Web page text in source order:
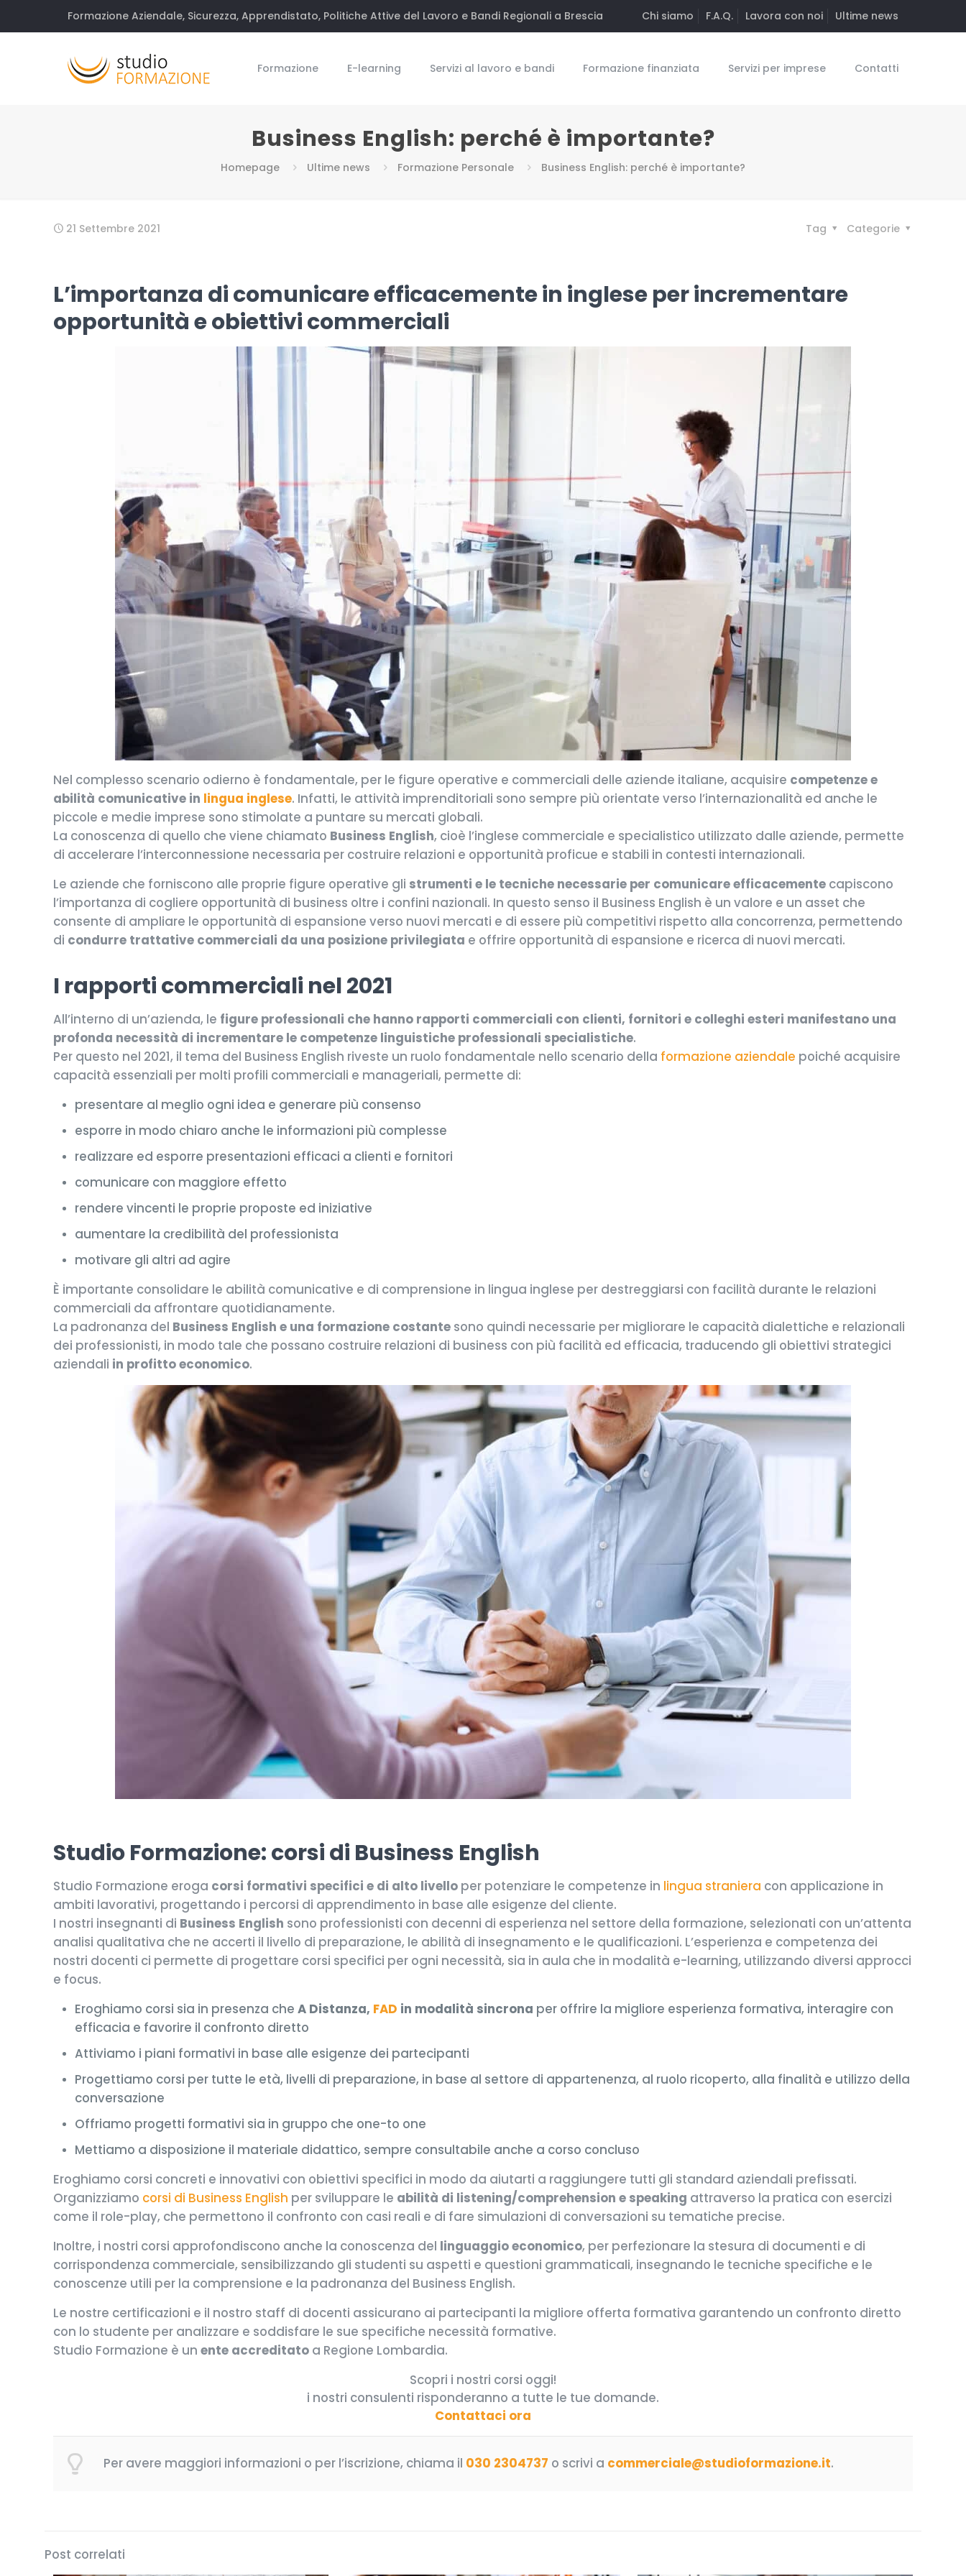
Formazione Aziendale, Sicurezza, Apprendistato, Politiche Attive del Lavoro e Bandi Regionali a Brescia Chi siamo F.A.Q. Lavora con noi Ultime news
Formazione E-learning Servizi al lavoro e bandi Formazione finanziata Servizi per imprese Contatti
Business English: perché è importante?
Homepage Ultime news Formazione Personale Business English: perché è importante?
21 Settembre 2021 Categorie
Tag
L’importanza di comunicare efficacemente in inglese per incrementare
opportunità e obiettivi commerciali
Nel complesso scenario odierno è fondamentale, per le figure operative e commerciali delle aziende italiane, acquisire competenze e
abilità comunicative in lingua inglese. Infatti, le attività imprenditoriali sono sempre più orientate verso l’internazionalità ed anche le
piccole e medie imprese sono stimolate a puntare su mercati globali.
La conoscenza di quello che viene chiamato Business English, cioè l’inglese commerciale e specialistico utilizzato dalle aziende, permette
di accelerare l’interconnessione necessaria per costruire relazioni e opportunità proficue e stabili in contesti internazionali.
Le aziende che forniscono alle proprie figure operative gli strumenti e le tecniche necessarie per comunicare efficacemente capiscono
l’importanza di cogliere opportunità di business oltre i confini nazionali. In questo senso il Business English è un valore e un asset che
consente di ampliare le opportunità di espansione verso nuovi mercati e di essere più competitivi rispetto alla concorrenza, permettendo
di condurre trattative commerciali da una posizione privilegiata e offrire opportunità di espansione e ricerca di nuovi mercati.
I rapporti commerciali nel 2021
All’interno di un’azienda, le figure professionali che hanno rapporti commerciali con clienti, fornitori e colleghi esteri manifestano una
profonda necessità di incrementare le competenze linguistiche professionali specialistiche.
Per questo nel 2021, il tema del Business English riveste un ruolo fondamentale nello scenario della formazione aziendale poiché acquisire
capacità essenziali per molti profili commerciali e manageriali, permette di:
presentare al meglio ogni idea e generare più consenso
esporre in modo chiaro anche le informazioni più complesse
realizzare ed esporre presentazioni efficaci a clienti e fornitori
comunicare con maggiore effetto
rendere vincenti le proprie proposte ed iniziative
aumentare la credibilità del professionista
motivare gli altri ad agire
È importante consolidare le abilità comunicative e di comprensione in lingua inglese per destreggiarsi con facilità durante le relazioni
commerciali da affrontare quotidianamente.
La padronanza del Business English e una formazione costante sono quindi necessarie per migliorare le capacità dialettiche e relazionali
dei professionisti, in modo tale che possano costruire relazioni di business con più facilità ed efficacia, traducendo gli obiettivi strategici
aziendali in profitto economico.
Studio Formazione: corsi di Business English
Studio Formazione eroga corsi formativi specifici e di alto livello per potenziare le competenze in lingua straniera con applicazione in
ambiti lavorativi, progettando i percorsi di apprendimento in base alle esigenze del cliente.
I nostri insegnanti di Business English sono professionisti con decenni di esperienza nel settore della formazione, selezionati con un’attenta
analisi qualitativa che ne accerti il livello di preparazione, le abilità di insegnamento e le qualificazioni. L’esperienza e competenza dei
nostri docenti ci permette di progettare corsi specifici per ogni necessità, sia in aula che in modalità e-learning, utilizzando diversi approcci
e focus.
Eroghiamo corsi sia in presenza cheA Distanza, FAD in modalità sincrona per offrire la migliore esperienza formativa, interagire con
efficacia e favorire il confronto diretto
Attiviamo i piani formativi in base alle esigenze dei partecipanti
Progettiamo corsi per tutte le età, livelli di preparazione, in base al settore di appartenenza, al ruolo ricoperto, alla finalità e utilizzo della
conversazione
Offriamo progetti formativi sia in gruppo che one-to one
Mettiamo a disposizione il materiale didattico, sempre consultabile anche a corso concluso
Eroghiamo corsi concreti e innovativi con obiettivi specifici in modo da aiutarti a raggiungere tutti gli standard aziendali prefissati.
Organizziamo corsi di Business English per sviluppare le abilità di listening/comprehension e speaking attraverso la pratica con esercizi
come il role-play, che permettono il confronto con casi reali e di fare simulazioni di conversazioni su tematiche precise.
Inoltre, i nostri corsi approfondiscono anche la conoscenza del linguaggio economico, per perfezionare la stesura di documenti e di
corrispondenza commerciale, sensibilizzando gli studenti su aspetti e questioni grammaticali, insegnando le tecniche specifiche e le
conoscenze utili per la comprensione e la padronanza del Business English.
Le nostre certificazioni e il nostro staff di docenti assicurano ai partecipanti la migliore offerta formativa garantendo un confronto diretto
con lo studente per analizzare e soddisfare le sue specifiche necessità formative.
Studio Formazione è unente accreditato a Regione Lombardia.
Scopri i nostri corsi oggi!
i nostri consulenti risponderanno a tutte le tue domande.
Contattaci ora
Per avere maggiori informazioni o per l’iscrizione, chiama il 030 2304737 o scrivi a commerciale@studioformazione.it.
Post correlati